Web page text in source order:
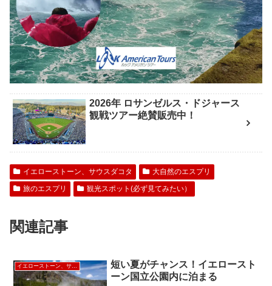
2026年 ロサンゼルス・ドジャース
観戦ツアー絶賛販売中！
イエローストーン、サウスダコタ
大自然のエスプリ
旅のエスプリ
観光スポット(必ず見てみたい）
関連記事
短い夏がチャンス！イエロースト
ーン国立公園内に泊まる